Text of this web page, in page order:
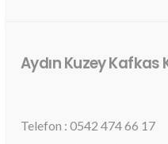
Aydın Kuzey Kafkas
Telefon : 0542 474 66 17